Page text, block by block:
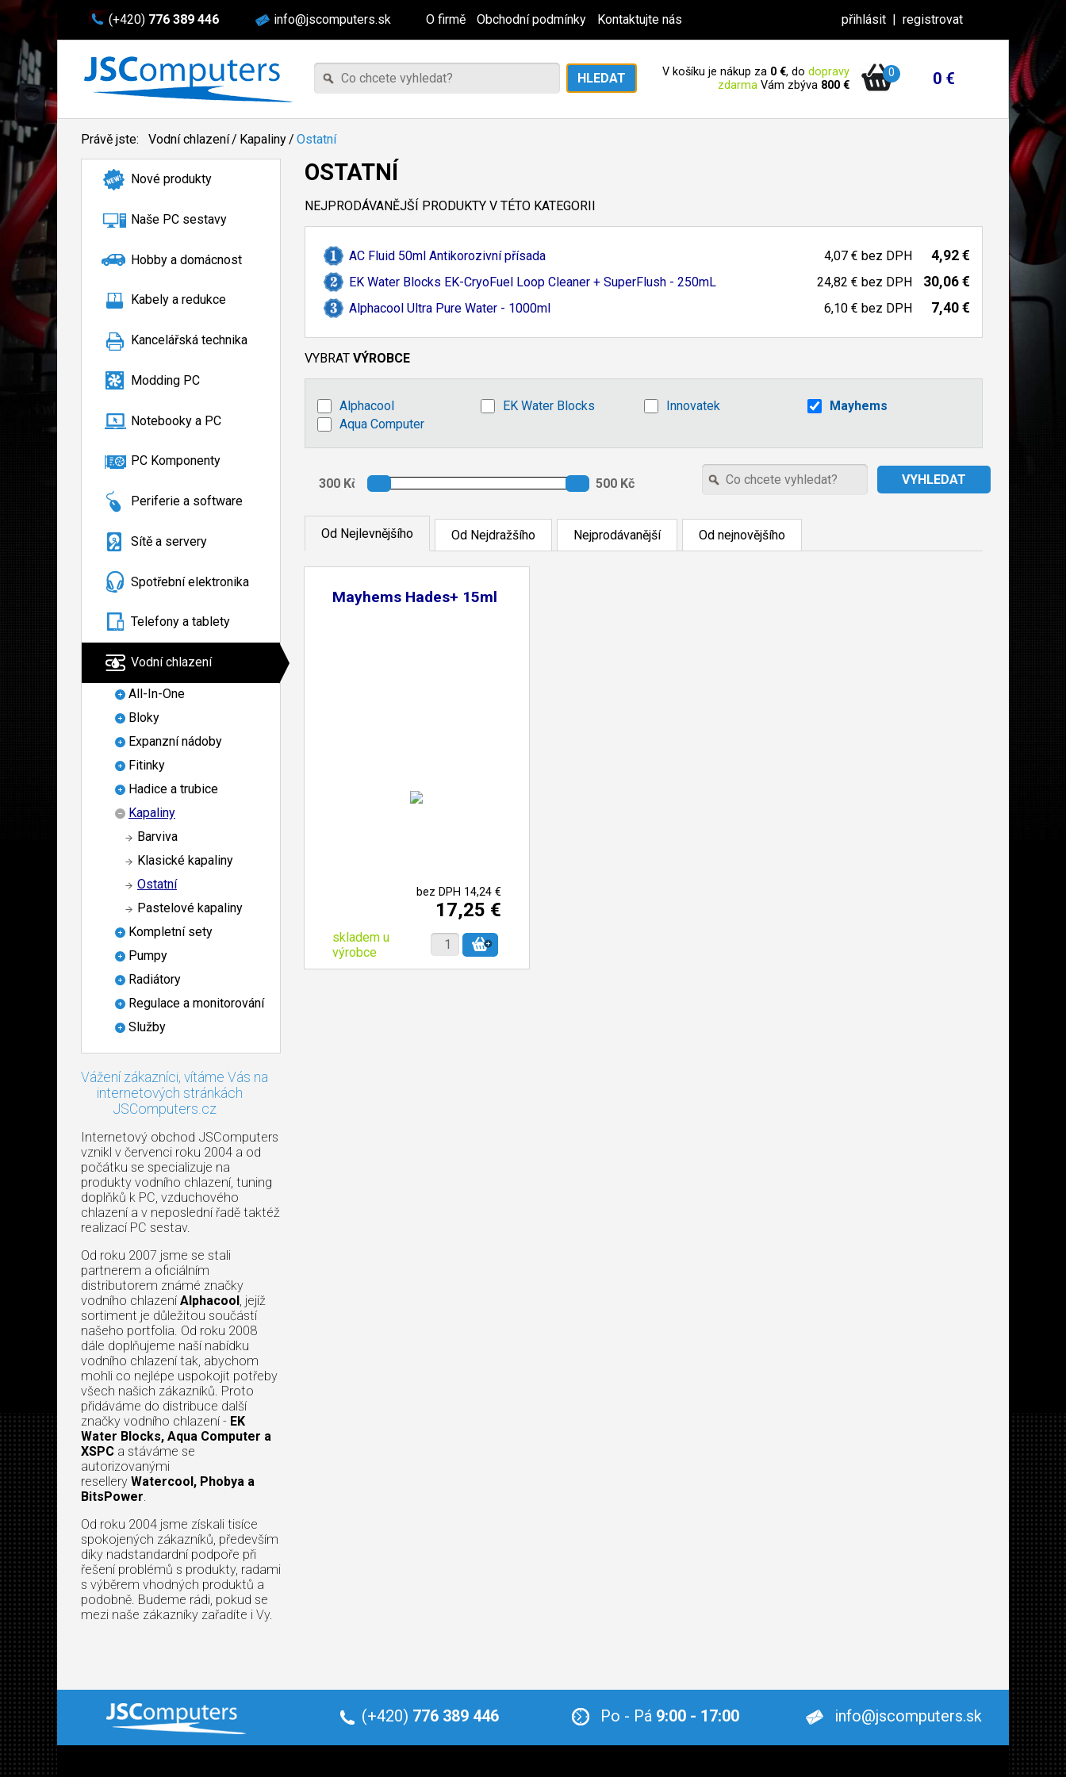
(+420) 776 389 446 info@jscomputers.sk O firmě Obchodní podmínky Kontaktujte nás přihlásit | registrovat
V košíku je nákup za 0 €, do dopravy
zdarma Vám zbýva 800 €
0 0 €
Právě jste: Vodní chlazení/ Kapaliny/ Ostatní
Nové produkty
Naše PC sestavy
Hobby a domácnost
Kabely a redukce
Kancelářská technika
Modding PC
Notebooky a PC
PC Komponenty
Periferie a software
Sítě a servery
Spotřební elektronika
Telefony a tablety
Vodní chlazení
All-In-One
Bloky
Expanzní nádoby
Fitinky
Hadice a trubice
Kapaliny
Barviva
Klasické kapaliny
Ostatní
Pastelové kapaliny
Kompletní sety
Pumpy
Radiátory
Regulace a monitorování
Služby
Vážení zákazníci, vítáme Vás na
internetových stránkách
JSComputers.cz
Internetový obchod JSComputers
vznikl v červenci roku 2004 a od
počátku se specializuje na
produkty vodního chlazení, tuning
doplňků k PC, vzduchového
chlazení a v neposlední řadě taktéž
realizací PC sestav.
Od roku 2007 jsme se stali
partnerem a oficiálním
distributorem známé značky
vodního chlazení Alphacool, jejíž
sortiment je důležitou součástí
našeho portfolia. Od roku 2008
dále doplňujeme naší nabídku
vodního chlazení tak, abychom
mohli co nejlépe uspokojit potřeby
všech našich zákazníků. Proto
přidáváme do distribuce další
značky vodního chlazení - EK
Water Blocks, Aqua Computer a
XSPC a stáváme se
autorizovanými
resellery Watercool, Phobya a
BitsPower.
Od roku 2004 jsme získali tisíce
spokojených zákazníků, především
díky nadstandardní podpoře při
řešení problémů s produkty, radami
s výběrem vhodných produktů a
podobně. Budeme rádi, pokud se
mezi naše zákazníky zařadíte i Vy.
OSTATNÍ
NEJPRODÁVANĚJŠÍ PRODUKTY V TÉTO KATEGORII
AC Fluid 50ml Antikorozivní přísada 4,07 € bez DPH 4,92 €
EK Water Blocks EK-CryoFuel Loop Cleaner + SuperFlush - 250mL 24,82 € bez DPH 30,06 €
Alphacool Ultra Pure Water - 1000ml 6,10 € bez DPH 7,40 €
VYBRAT VÝROBCE
Alphacool EK Water Blocks Innovatek
Mayhems
Aqua Computer
Od Nejlevnějšího Od Nejdražšího Nejprodávanější Od nejnovějšího
Mayhems Hades+ 15ml
bez DPH 14,24 €
17,25 €
skladem u
výrobce
(+420) 776 389 446 Po - Pá 9:00 - 17:00 info@jscomputers.sk